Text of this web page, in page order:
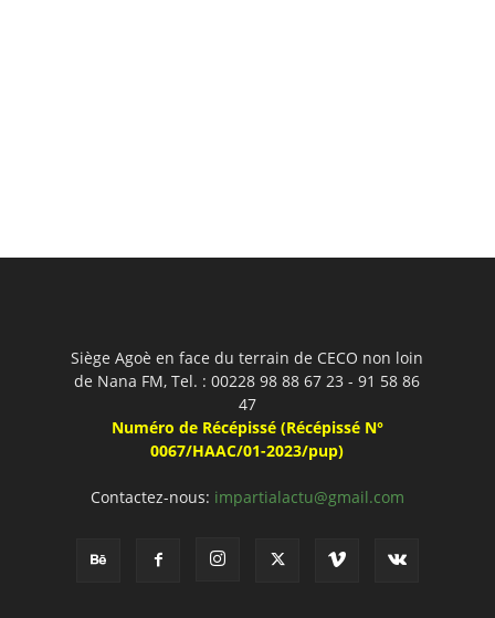
Siège Agoè en face du terrain de CECO non loin
de Nana FM, Tel. : 00228 98 88 67 23 - 91 58 86
47
Numéro de Récépissé (Récépissé N°
0067/HAAC/01-2023/pup)
Contactez-nous: impartialactu@gmail.com